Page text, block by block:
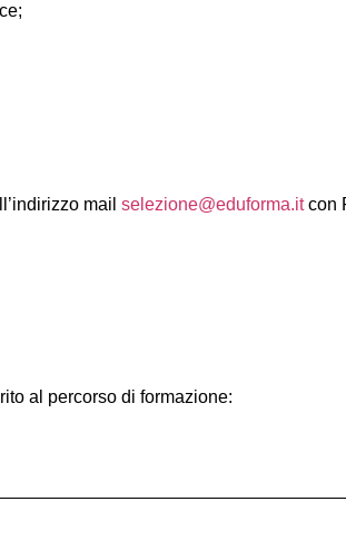
mail selezione@eduforma.itcon
al percorso di formazione: